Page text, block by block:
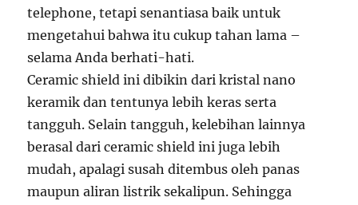
telephone, tetapi senantiasa baik untuk
mengetahui bahwa itu cukup tahan lama –
selama Anda berhati-hati.
Ceramic shield ini dibikin dari kristal nano
keramik dan tentunya lebih keras serta
tangguh. Selain tangguh, kelebihan lainnya
berasal dari ceramic shield ini juga lebih
mudah, apalagi susah ditembus oleh panas
maupun aliran listrik sekalipun. Sehingga